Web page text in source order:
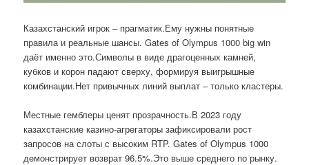
Казахстанский игрок – прагматик.Ему нужны понятные
правила и реальные шансы. Gates of Olympus 1000 big win
даёт именно это.Символы в виде драгоценных камней,
кубков и корон падают сверху, формируя выигрышные
комбинации.Нет привычных линий выплат – только кластеры.
Местные гемблеры ценят прозрачность.В 2023 году
казахстанские казино-агрегаторы зафиксировали рост
запросов на слоты с высоким RTP. Gates of Olympus 1000
демонстрирует возврат 96.5%.Это выше среднего по рынку.